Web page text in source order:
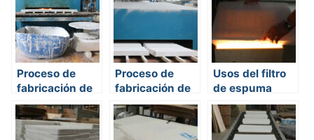
Proceso de
fabricación de
filtros de
espuma
cerámica
Proceso de
fabricación de
filtros de
espuma
cerámica
Usos del filtro
de espuma
cerámica